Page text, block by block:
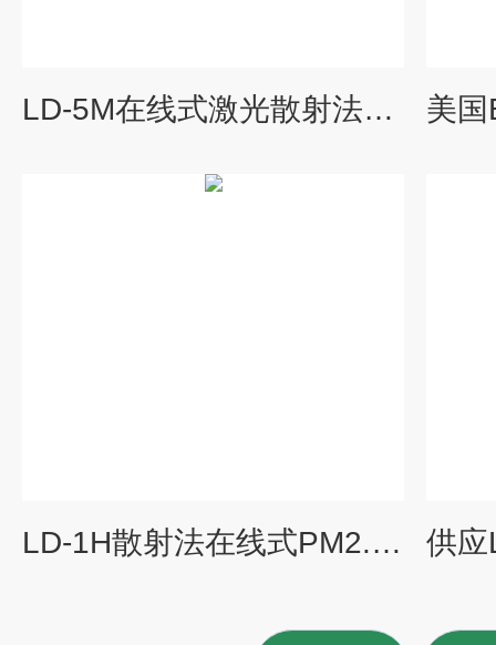
LD-5M在线式激光散射法粉尘仪（双认证）
LD-1H散射法在线式PM2.5/PM10扬尘检测仪